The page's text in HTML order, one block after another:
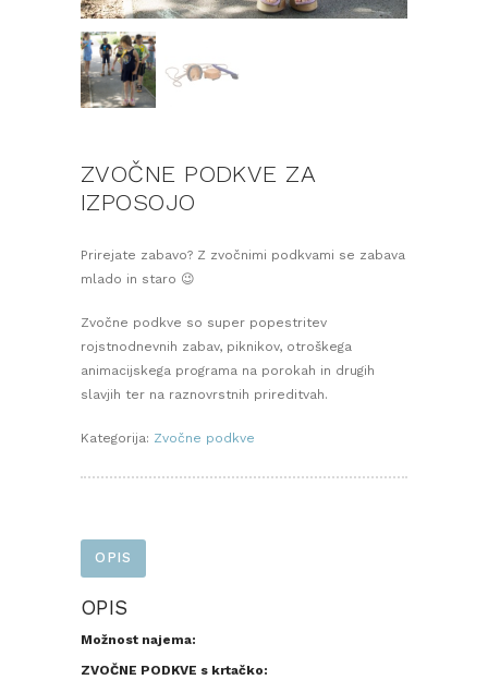
ZVOČNE PODKVE ZA
IZPOSOJO
Prirejate zabavo? Z zvočnimi podkvami se zabava
mlado in staro 😉
Zvočne podkve so super popestritev
rojstnodnevnih zabav, piknikov, otroškega
animacijskega programa na porokah in drugih
slavjih ter na raznovrstnih prireditvah.
Kategorija: Zvočne podkve
OPIS
OPIS
Možnost najema:
ZVOČNE PODKVE s krtačko: